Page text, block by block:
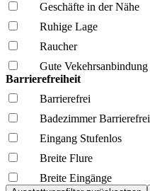
Geschäfte in der Nähe
Ruhige Lage
Raucher
Gute Vekehrsanbindung
Barrierefreiheit
Barrierefrei
Badezimmer Barrierefrei
Eingang Stufenlos
Breite Flure
Breite Eingänge